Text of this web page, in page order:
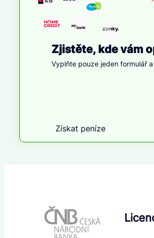
Zjistěte, kde vám
Vyplňte pouze jeden formulář
Získat peníze